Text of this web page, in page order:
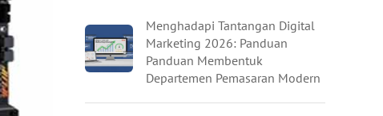
Menghadapi Tantangan Digital
Marketing 2026: Panduan
Panduan Membentuk
Departemen Pemasaran Modern